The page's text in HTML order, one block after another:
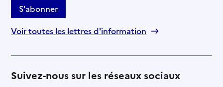
S'abonner
Voir toutes les lettres d'information
Suivez-nous sur les réseaux sociaux